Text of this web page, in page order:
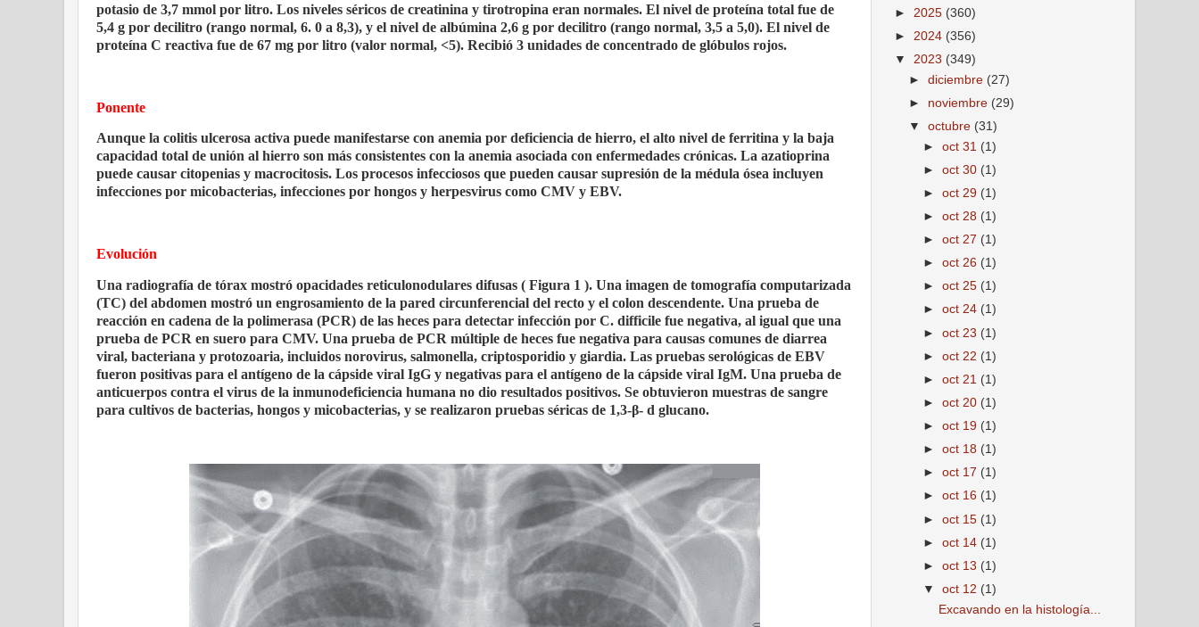
potasio de 3,7 mmol por litro. Los niveles séricos de creatinina y tirotropina eran normales. El nivel de proteína total fue de
5,4 g por decilitro (rango normal, 6. 0 a 8,3), y el nivel de albúmina 2,6 g por decilitro (rango normal, 3,5 a 5,0). El nivel de
proteína C reactiva fue de 67 mg por litro (valor normal, <5). Recibió 3 unidades de concentrado de glóbulos rojos.
Ponente
Aunque la colitis ulcerosa activa puede manifestarse con anemia por deficiencia de hierro, el alto nivel de ferritina y la baja
capacidad total de unión al hierro son más consistentes con la anemia asociada con enfermedades crónicas. La azatioprina
puede causar citopenias y macrocitosis. Los procesos infecciosos que pueden causar supresión de la médula ósea incluyen
infecciones por micobacterias, infecciones por hongos y herpesvirus como CMV y EBV.
Evolución
Una radiografía de tórax mostró opacidades reticulonodulares difusas ( Figura 1 ). Una imagen de tomografía computarizada
(TC) del abdomen mostró un engrosamiento de la pared circunferencial del recto y el colon descendente. Una prueba de
reacción en cadena de la polimerasa (PCR) de las heces para detectar infección por C. difficile fue negativa, al igual que una
prueba de PCR en suero para CMV. Una prueba de PCR múltiple de heces fue negativa para causas comunes de diarrea
viral, bacteriana y protozoaria, incluidos norovirus, salmonella, criptosporidio y giardia. Las pruebas serológicas de EBV
fueron positivas para el antígeno de la cápside viral IgG y negativas para el antígeno de la cápside viral IgM. Una prueba de
anticuerpos contra el virus de la inmunodeficiencia humana no dio resultados positivos. Se obtuvieron muestras de sangre
para cultivos de bacterias, hongos y micobacterias, y se realizaron pruebas séricas de 1,3-β- d glucano.
► 2025 (360)
► 2024 (356)
▼ 2023 (349)
►diciembre (27)
► noviembre (29)
▼octubre (31)
►oct 31 (1)
►oct 30 (1)
►oct 29 (1)
►oct 28 (1)
►oct 27 (1)
►oct 26 (1)
►oct 25 (1)
►oct 24 (1)
►oct 23 (1)
►oct 22 (1)
►oct 21 (1)
►oct 20 (1)
►oct 19 (1)
►oct 18 (1)
►oct 17 (1)
►oct 16 (1)
►oct 15 (1)
►oct 14 (1)
►oct 13 (1)
▼oct 12 (1)
Excavando en la histología...